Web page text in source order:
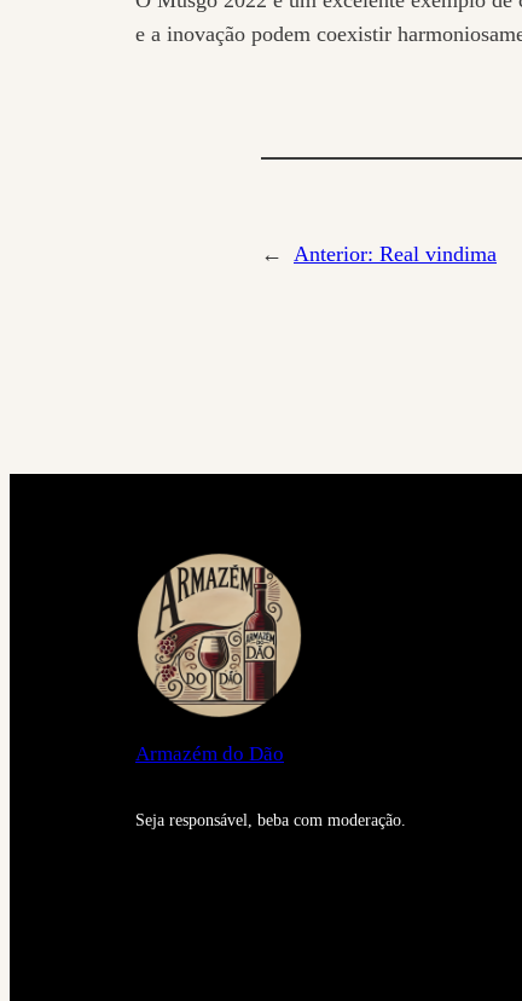
e a inovação podem coexistir
← Anterior: Real vindima
Armazém do Dão
Seja responsável, beba com moderação.